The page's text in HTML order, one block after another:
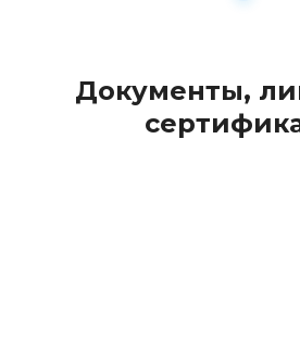
Документы,